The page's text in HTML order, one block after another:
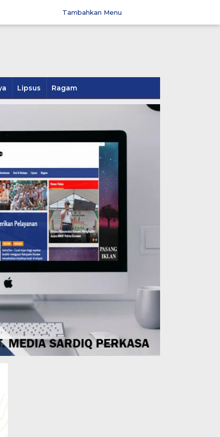
Tambahkan Menu
Lipsus Ragam